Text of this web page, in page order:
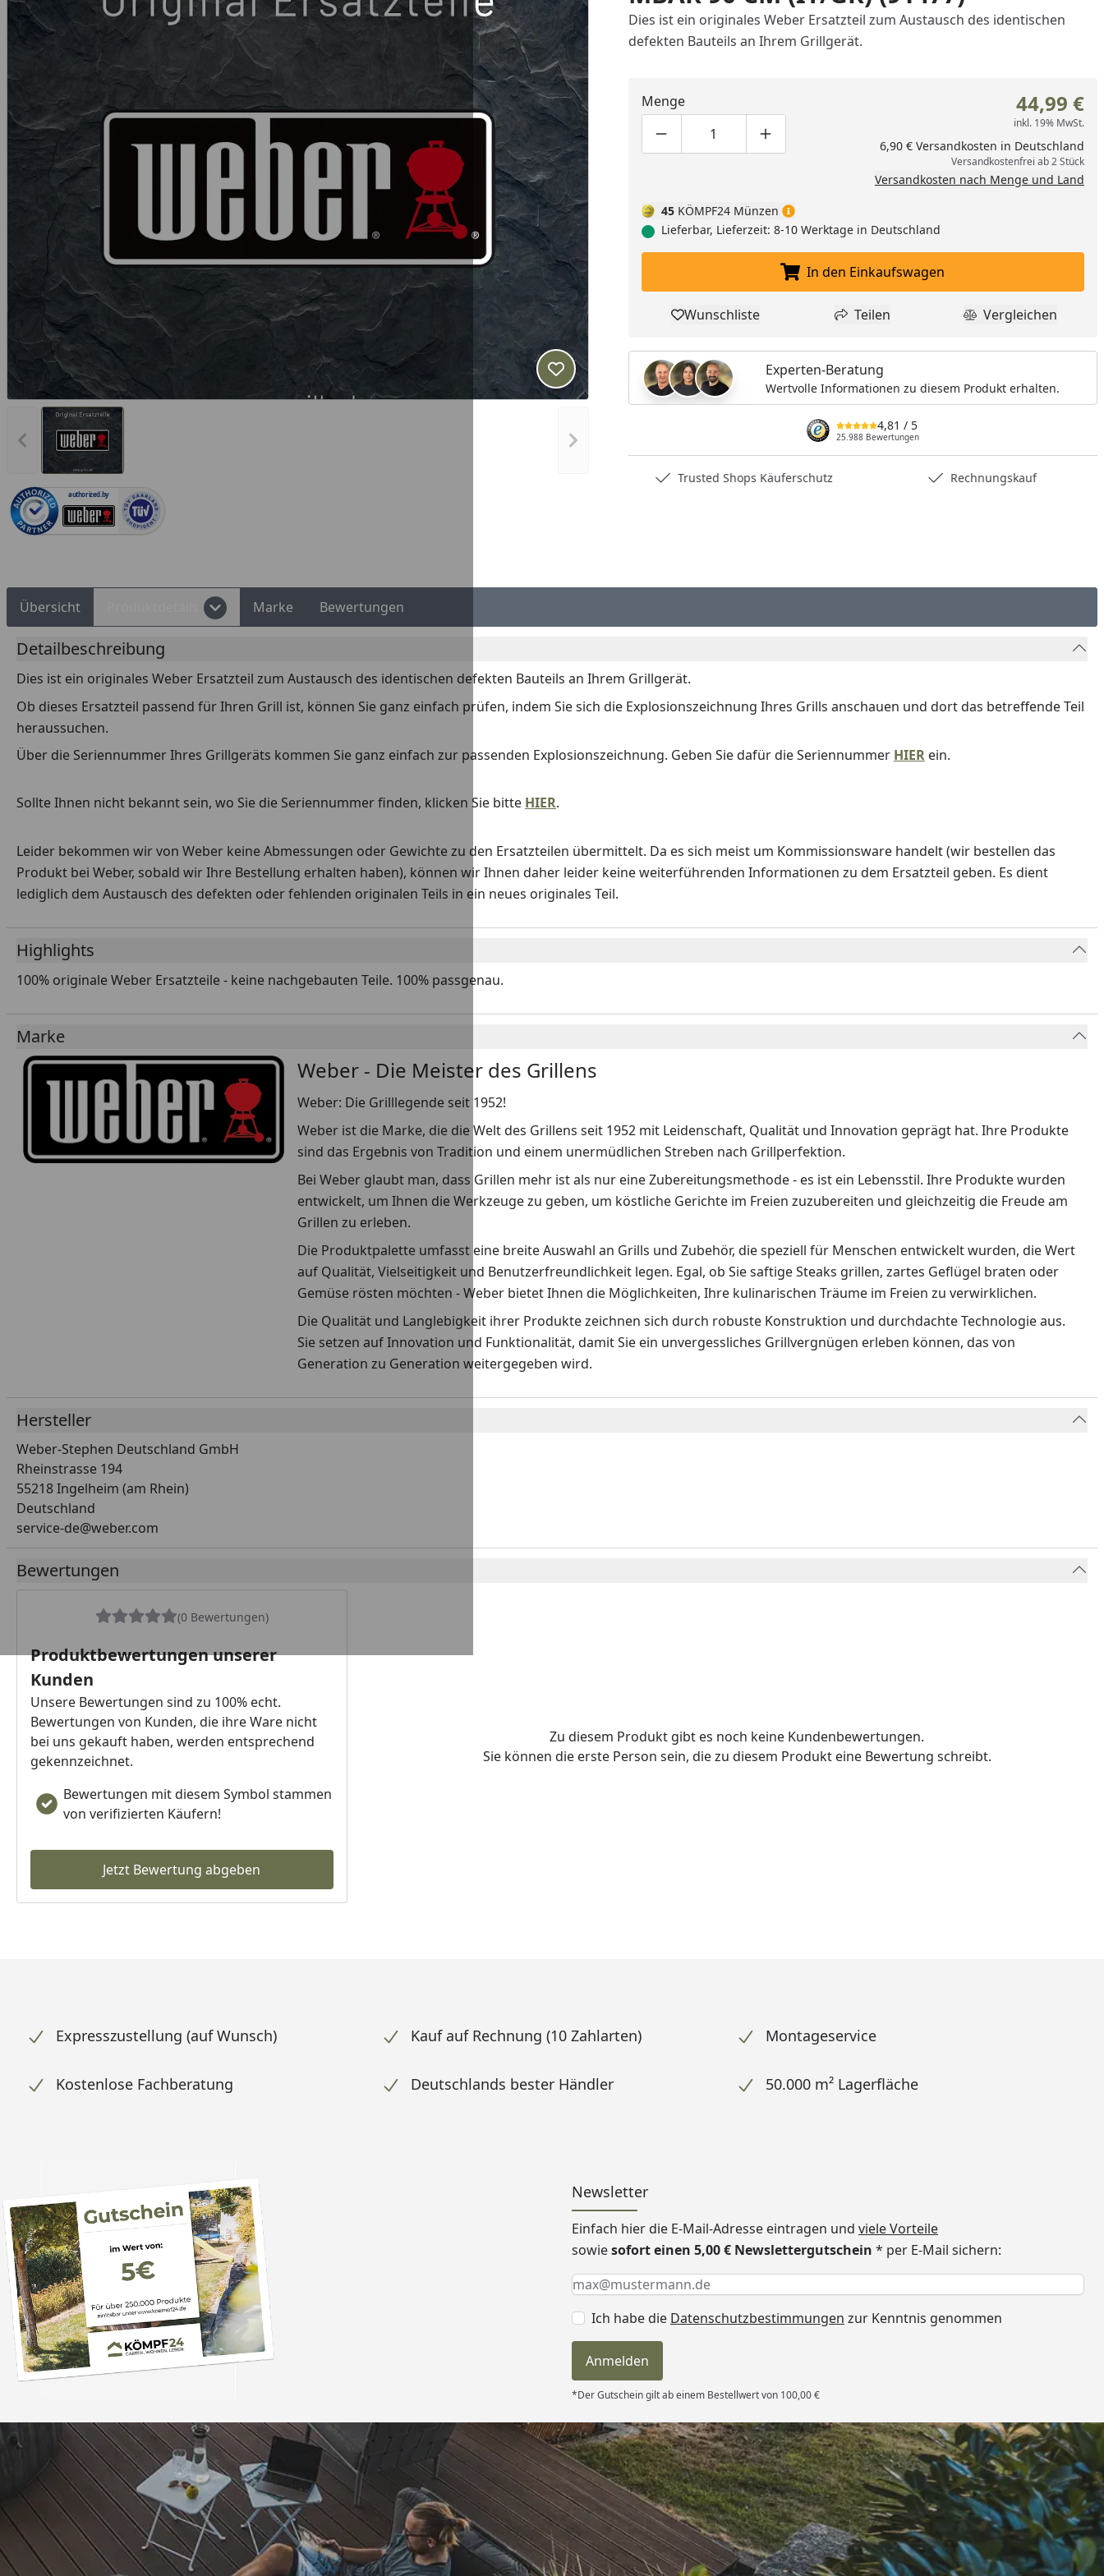
Vorheriges Bild anzeigen Nächstes Bild anzeigen
Produkt zur Wunschliste hinzufügen
authorized.by
Dies ist ein originales Weber Ersatzteil zum Austausch des identischen
defekten Bauteils an Ihrem Grillgerät.
Menge
Produktmenge um eins verringern
Produktmenge manuell eingeben
Produktmenge um eins erhöhen
44,99 €
inkl. 19% MwSt.
6,90 € Versandkosten in Deutschland
Versandkostenfrei ab 2 Stück
Versandkosten nach Menge und Land
45 KÖMPF24 Münzen
Lieferbar, Lieferzeit: 8-10 Werktage in Deutschland
In den Einkaufswagen legen
In den Einkaufswagen
Produkt zur Wunschliste hinzufügen
Wunschliste Teilen
Teilen Produkt
Vergleichen
Experten-Beratung
Wertvolle Informationen zu diesem Produkt erhalten.
4,81 / 5
25.988 Bewertungen
Trusted Shops Käuferschutz Rechnungskauf
Übersicht Marke Bewertungen
Detailbeschreibung
Dies ist ein originales Weber Ersatzteil zum Austausch des identischen defekten Bauteils an Ihrem Grillgerät.
Ob dieses Ersatzteil passend für Ihren Grill ist, können Sie ganz einfach prüfen, indem Sie sich die Explosionszeichnung Ihres Grills anschauen und dort das betreffende Teil
heraussuchen.
Über die Seriennummer Ihres Grillgeräts kommen Sie ganz einfach zur passenden Explosionszeichnung. Geben Sie dafür die Seriennummer HIER ein.
Sollte Ihnen nicht bekannt sein, wo Sie die Seriennummer finden, klicken Sie bitte HIER.
Leider bekommen wir von Weber keine Abmessungen oder Gewichte zu den Ersatzteilen übermittelt. Da es sich meist um Kommissionsware handelt (wir bestellen das
Produkt bei Weber, sobald wir Ihre Bestellung erhalten haben), können wir Ihnen daher leider keine weiterführenden Informationen zu dem Ersatzteil geben. Es dient
lediglich dem Austausch des defekten oder fehlenden originalen Teils in ein neues originales Teil.
Highlights
100% originale Weber Ersatzteile - keine nachgebauten Teile. 100% passgenau.
Marke
Weber - Die Meister des Grillens
Weber: Die Grilllegende seit 1952!
Weber ist die Marke, die die Welt des Grillens seit 1952 mit Leidenschaft, Qualität und Innovation geprägt hat. Ihre Produkte
sind das Ergebnis von Tradition und einem unermüdlichen Streben nach Grillperfektion.
Bei Weber glaubt man, dass Grillen mehr ist als nur eine Zubereitungsmethode - es ist ein Lebensstil. Ihre Produkte wurden
entwickelt, um Ihnen die Werkzeuge zu geben, um köstliche Gerichte im Freien zuzubereiten und gleichzeitig die Freude am
Grillen zu erleben.
Die Produktpalette umfasst eine breite Auswahl an Grills und Zubehör, die speziell für Menschen entwickelt wurden, die Wert
auf Qualität, Vielseitigkeit und Benutzerfreundlichkeit legen. Egal, ob Sie saftige Steaks grillen, zartes Geflügel braten oder
Gemüse rösten möchten - Weber bietet Ihnen die Möglichkeiten, Ihre kulinarischen Träume im Freien zu verwirklichen.
Die Qualität und Langlebigkeit ihrer Produkte zeichnen sich durch robuste Konstruktion und durchdachte Technologie aus.
Sie setzen auf Innovation und Funktionalität, damit Sie ein unvergessliches Grillvergnügen erleben können, das von
Generation zu Generation weitergegeben wird.
Hersteller
Weber-Stephen Deutschland GmbH
Rheinstrasse 194
55218 Ingelheim (am Rhein)
Deutschland
service-de@weber.com
Bewertungen
(0 Bewertungen)
Produktbewertungen unserer
Kunden
Unsere Bewertungen sind zu 100% echt.
Bewertungen von Kunden, die ihre Ware nicht
bei uns gekauft haben, werden entsprechend
gekennzeichnet.
Bewertungen mit diesem Symbol stammen
von verifizierten Käufern!
Jetzt Bewertung abgeben
Zu diesem Produkt gibt es noch keine Kundenbewertungen.
Sie können die erste Person sein, die zu diesem Produkt eine Bewertung schreibt.
Expresszustellung (auf Wunsch) Kauf auf Rechnung (10 Zahlarten) Montageservice
Kostenlose Fachberatung Deutschlands bester Händler 50.000 m² Lagerfläche
Newsletter
Einfach hier die E-Mail-Adresse eintragen und viele Vorteile
sowiesofort einen 5,00 € Newslettergutschein * per E-Mail sichern:
Keine Eingabe erforderlich
Eingabe erforderlich
E-Mail *
Ich habe die Datenschutzbestimmungen zur Kenntnis genommen
Anmelden
*Der Gutschein gilt ab einem Bestellwert von 100,00 €
Trusted Shops
4,81/ 5
25.988 Bewertungen
„Super,leicht und handlich,macht
seine Funktion “
09.08.2026
Versand